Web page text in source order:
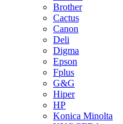
Brother
Cactus
Canon
Deli
Digma
Epson
Fplus
G&G
Hiper
HP
Konica Minolta